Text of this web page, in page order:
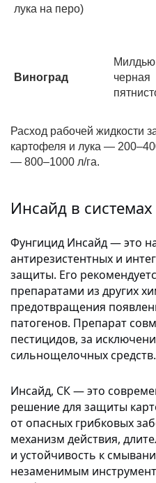
лука на перо)
Виноград
черная
Расход рабочей жидкости
картофеля и лука —
— 800–1000 л/га.
Инсайд в
Фунгицид Инсайд — это
антирезистентных и
защиты. Его
препаратами из других
предотвращения
патогенов. Препарат
пестицидов, за
сильнощелочных средств.
Инсайд, СК — это
решение для защиты
от опасных грибковых
механизм действия,
и устойчивость к
незаменимым